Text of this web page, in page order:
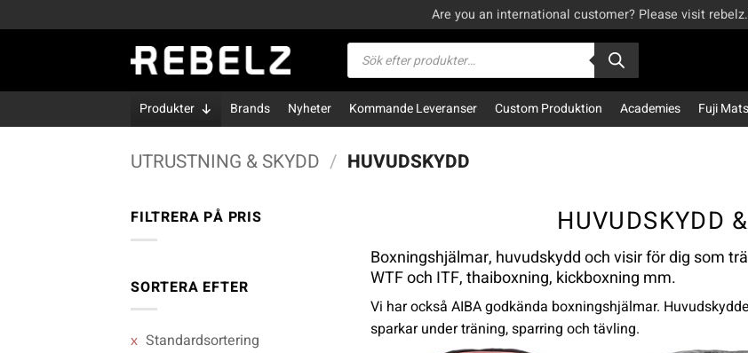
to
Are you an international customer? Please visit
Produktsökning
Produkter Brands Nyheter Kommande Leveranser Custom Produktion Academies Fuji Mats
UTRUSTNING & SKYDD / HUVUDSKYDD
FILTRERA PÅ PRIS
SORTERA EFTER
Standardsortering
HUVUDSKYDD
Boxningshjälmar, huvudskydd och visir för dig som
WTF och ITF, thaiboxning, kickboxning mm.
Vi har också AIBA godkända boxningshjälmar.
sparkar under träning, sparring och tävling.